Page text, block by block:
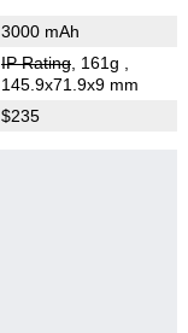
3000 mAh
IP Rating, 161g
145.9x71.9x9 mm
$235